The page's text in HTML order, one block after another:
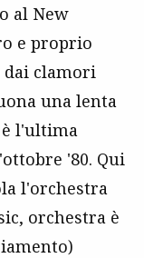
al New
e proprio
dai clamori
una lenta
è l'ultima
'80. Qui
l'orchestra
orchestra è